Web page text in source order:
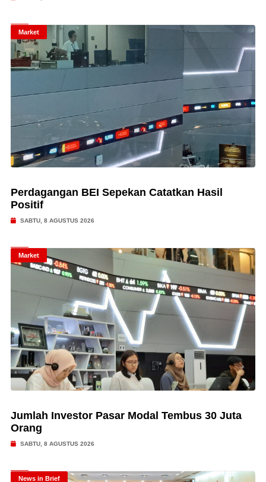
Market
Perdagangan BEI Sepekan Catatkan Hasil
Positif
SABTU, 8 AGUSTUS 2026
Market
Jumlah Investor Pasar Modal Tembus 30 Juta
Orang
SABTU, 8 AGUSTUS 2026
News in Brief